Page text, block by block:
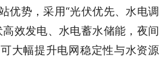
优势，采用“光伏优先、水电调
效发电、水电蓄水储能，夜间
大幅提升电网稳定性与水资源